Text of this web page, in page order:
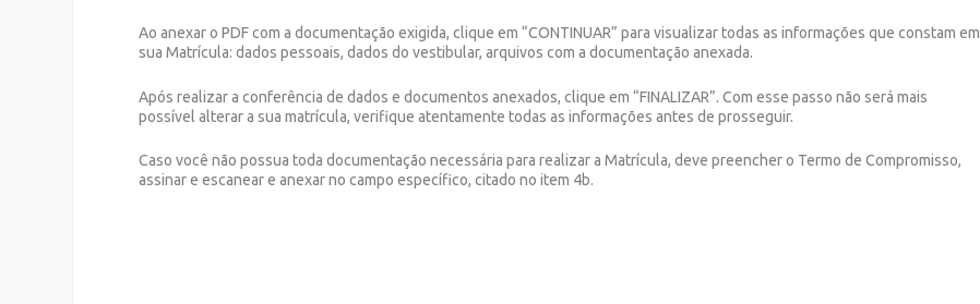
Ao anexar o PDF com a documentação exigida, clique em “CONTINUAR” para visualizar todas as informações que constam em
sua Matrícula: dados pessoais, dados do vestibular, arquivos com a documentação anexada.
Após realizar a conferência de dados e documentos anexados, clique em “FINALIZAR”. Com esse passo não será mais
possível alterar a sua matrícula, verifique atentamente todas as informações antes de prosseguir.
Caso você não possua toda documentação necessária para realizar a Matrícula, deve preencher o Termo de Compromisso,
assinar e escanear e anexar no campo específico, citado no item 4b.